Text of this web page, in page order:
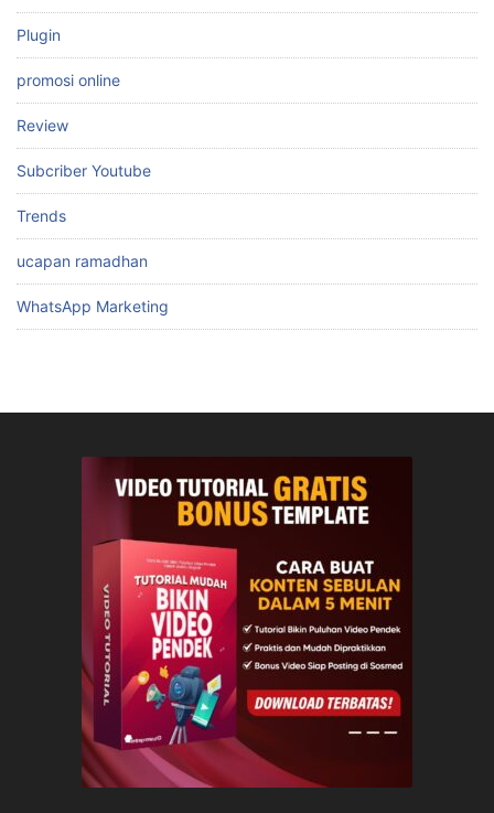
Plugin
promosi online
Review
Subcriber Youtube
Trends
ucapan ramadhan
WhatsApp Marketing